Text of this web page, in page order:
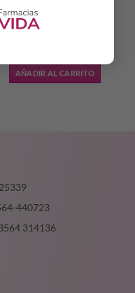
ALUMINIO PAW
PATROL x400ML
AÑADIR AL CARRITO
440723
314136